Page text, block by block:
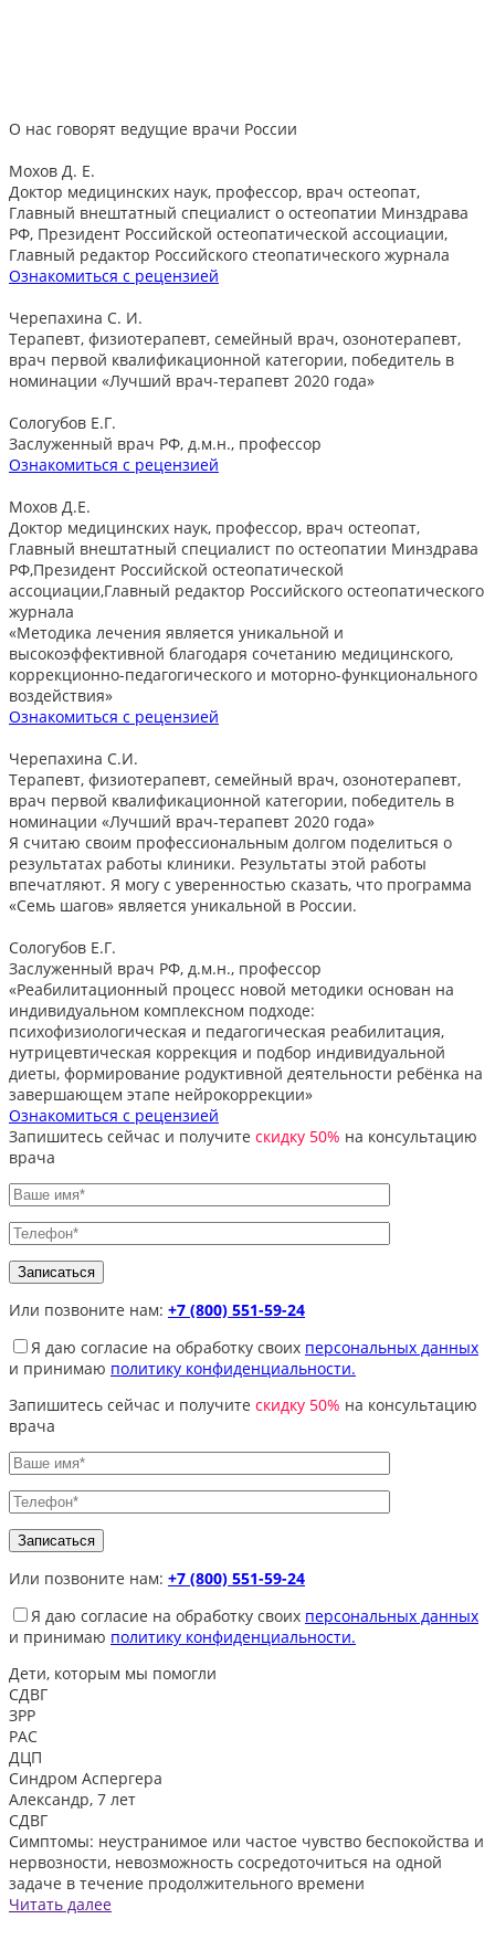
О нас говорят ведущие врачи России
Мохов Д. Е.
Доктор медицинских наук, профессор, врач остеопат,
Главный внештатный специалист о остеопатии Минздрава
РФ, Президент Российской остеопатической ассоциации,
Главный редактор Российского стеопатического журнала
Ознакомиться с рецензией
Черепахина С. И.
Терапевт, физиотерапевт, семейный врач, озонотерапевт,
врач первой квалификационной категории, победитель в
номинации «Лучший врач-терапевт 2020 года»
Сологубов Е.Г.
Заслуженный врач РФ, д.м.н., профессор
Ознакомиться с рецензией
Мохов Д.Е.
Доктор медицинских наук, профессор, врач остеопат,
Главный внештатный специалист по остеопатии Минздрава
РФ,Президент Российской остеопатической
ассоциации,Главный редактор Российского остеопатического
журнала
«Методика лечения является уникальной и
высокоэффективной благодаря сочетанию медицинского,
коррекционно-педагогического и моторно-функционального
воздействия»
Ознакомиться с рецензией
Черепахина С.И.
Терапевт, физиотерапевт, семейный врач, озонотерапевт,
врач первой квалификационной категории, победитель в
номинации «Лучший врач-терапевт 2020 года»
Я считаю своим профессиональным долгом поделиться о
результатах работы клиники. Результаты этой работы
впечатляют. Я могу с уверенностью сказать, что программа
«Семь шагов» является уникальной в России.
Сологубов Е.Г.
Заслуженный врач РФ, д.м.н., профессор
«Реабилитационный процесс новой методики основан на
индивидуальном комплексном подходе:
психофизиологическая и педагогическая реабилитация,
нутрицевтическая коррекция и подбор индивидуальной
диеты, формирование родуктивной деятельности ребёнка на
завершающем этапе нейрокоррекции»
Ознакомиться с рецензией
Запишитесь сейчас и получите скидку 50% на консультацию
врача
Или позвоните нам: +7 (800) 551-59-24
Я даю согласие на обработку своих персональных данных
и принимаю политику конфиденциальности.
Запишитесь сейчас и получите скидку 50% на консультацию
врача
Или позвоните нам: +7 (800) 551-59-24
Я даю согласие на обработку своих персональных данных
и принимаю политику конфиденциальности.
Дети, которым мы помогли
СДВГ
ЗРР
РАС
ДЦП
Синдром Аспергера
Александр, 7 лет
СДВГ
Симптомы: неустранимое или частое чувство беспокойства и
нервозности, невозможность сосредоточиться на одной
задаче в течение продолжительного времени
Читать далее